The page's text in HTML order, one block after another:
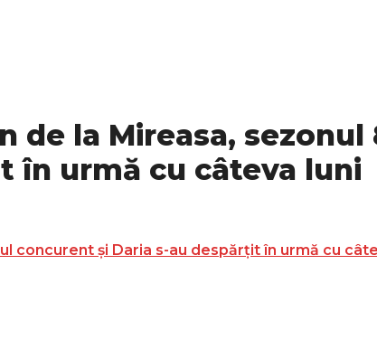
de la Mireasa, sezonul
în urmă cu câteva luni